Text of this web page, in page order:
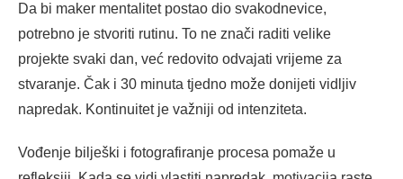
Da bi maker mentalitet postao dio svakodnevice,
potrebno je stvoriti rutinu. To ne znači raditi velike
projekte svaki dan, već redovito odvajati vrijeme za
stvaranje. Čak i 30 minuta tjedno može donijeti vidljiv
napredak. Kontinuitet je važniji od intenziteta.
Vođenje bilješki i fotografiranje procesa pomaže u